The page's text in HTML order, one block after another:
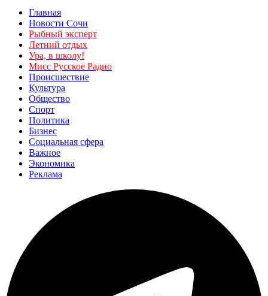
Главная
Новости Сочи
Рыбный эксперт
Летний отдых
Ура, в школу!
Мисс Русское Радио
Происшествие
Культура
Общество
Спорт
Политика
Бизнес
Социальная сфера
Важное
Экономика
Реклама